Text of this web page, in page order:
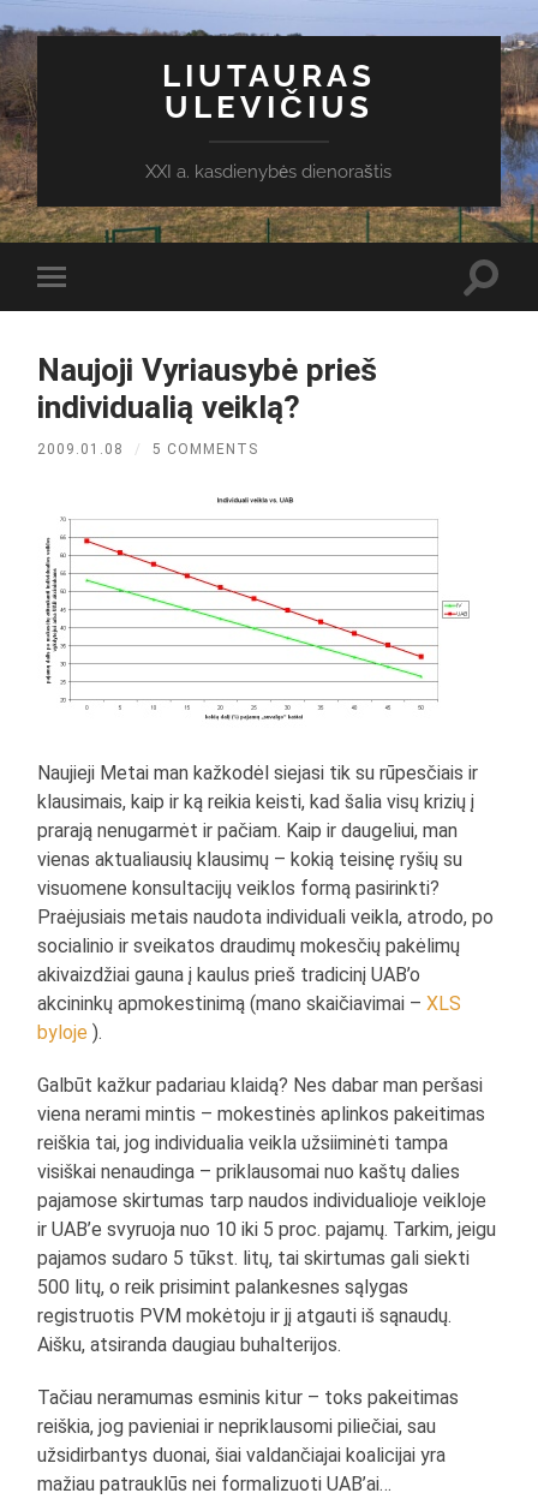
LIUTAURAS
ULEVIČIUS
XXI a. kasdienybės dienoraštis
Toggle
mobile
Naujoji Vyriausybė prieš
individualią veiklą?
2009.01.08 / 5 COMMENTS
Naujieji Metai man kažkodėl siejasi tik su rūpesčiais ir
klausimais, kaip ir ką reikia keisti, kad šalia visų krizių į
prarają nenugarmėt ir pačiam. Kaip ir daugeliui, man
vienas aktualiausių klausimų – kokią teisinę ryšių su
visuomene konsultacijų veiklos formą pasirinkti?
Praėjusiais metais naudota individuali veikla, atrodo, po
socialinio ir sveikatos draudimų mokesčių pakėlimų
akivaizdžiai gauna į kaulus prieš tradicinį UAB’o
akcininkų apmokestinimą (mano skaičiavimai –XLS
byloje ).
Galbūt kažkur padariau klaidą? Nes dabar man peršasi
viena nerami mintis – mokestinės aplinkos pakeitimas
reiškia tai, jog individualia veikla užsiiminėti tampa
visiškai nenaudinga – priklausomai nuo kaštų dalies
pajamose skirtumas tarp naudos individualioje veikloje
ir UAB’e svyruoja nuo 10 iki 5 proc. pajamų. Tarkim, jeigu
pajamos sudaro 5 tūkst. litų, tai skirtumas gali siekti
500 litų, o reik prisimint palankesnes sąlygas
registruotis PVM mokėtoju ir jį atgauti iš sąnaudų.
Aišku, atsiranda daugiau buhalterijos.
Tačiau neramumas esminis kitur – toks pakeitimas
reiškia, jog pavieniai ir nepriklausomi piliečiai, sau
užsidirbantys duonai, šiai valdančiajai koalicijai yra
mažiau patrauklūs nei formalizuoti UAB’ai…